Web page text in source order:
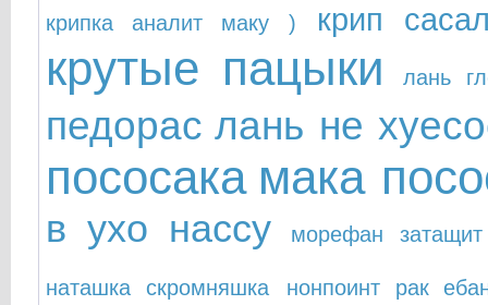
крипка аналит маку ) крип
крутые пацыки лань
педорас лань не
пососака мака
в ухо нассу морефан
наташка скромняшка нонпоинт рак